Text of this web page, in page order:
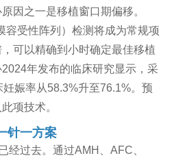
因之一是移植窗口期偏移。
容受性阵列）检测将成为常规项
可以精确到小时确定最佳移植
年发布的临床研究显示，采
娠率从58.3%升至76.1%。预
项技术。
针一方案
经过去。通过AMH、AFC、